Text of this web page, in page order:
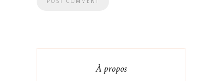
À propos